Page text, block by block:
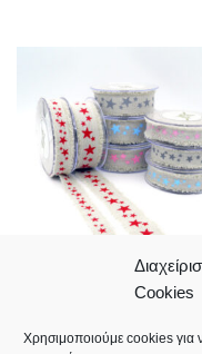
Cookies
Χρησιμοποιούμε cookies για
Βαμβακερή κορδέλα με
6,90€